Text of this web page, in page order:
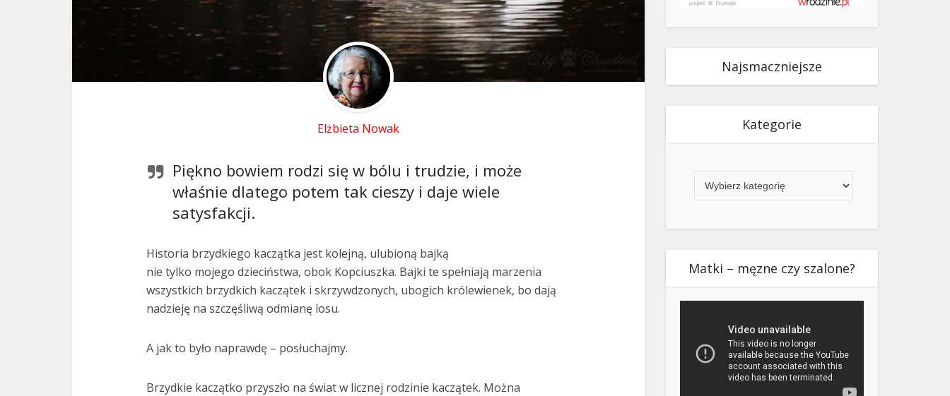
Elżbieta Nowak
Piękno bowiem rodzi się w bólu i trudzie, i może
właśnie dlatego potem tak cieszy i daje wiele
satysfakcji.
Historia brzydkiego kaczątka jest kolejną, ulubioną bajką
nie tylko mojego dzieciństwa, obok Kopciuszka. Bajki te spełniają marzenia
wszystkich brzydkich kaczątek i skrzywdzonych, ubogich królewienek, bo dają
nadzieję na szczęśliwą odmianę losu.
A jak to było naprawdę – posłuchajmy.
Brzydkie kaczątko przyszło na świat w licznej rodzinie kaczątek. Można
Najsmaczniejsze
Kategorie
Matki – męzne czy szalone?